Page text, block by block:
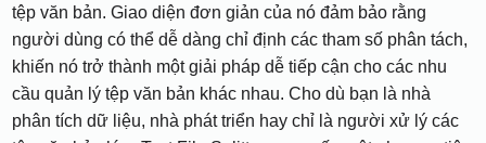
tệp văn bản. Giao diện đơn giản của nó đảm bảo rằng
người dùng có thể dễ dàng chỉ định các tham số phân tách,
khiến nó trở thành một giải pháp dễ tiếp cận cho các nhu
cầu quản lý tệp văn bản khác nhau. Cho dù bạn là nhà
phân tích dữ liệu, nhà phát triển hay chỉ là người xử lý các